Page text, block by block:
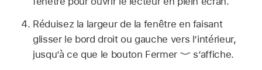
Réduisez la largeur de la fenêtre en faisant
glisser le bord droit ou gauche vers lʼintérieur,
jusquʼà ce que le bouton Fermer
sʼaffiche.